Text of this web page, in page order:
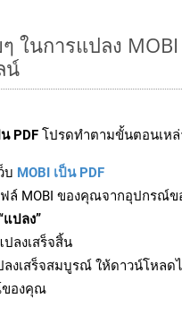
ในการแปลง
น์
PDF โปรดทำตามขั้นตอนเหล่
บ MOBI เป็น PDF
ล์ MOBI ของคุณจากอุปกรณ์
แปลง”
ปลงเสร็จสิ้น
ลงเสร็จสมบูรณ์ ให้ดาวน์โหลด
ของคุณ